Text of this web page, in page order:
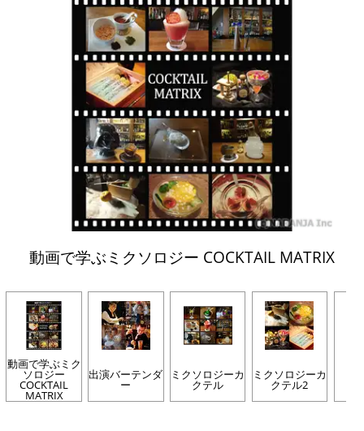
動画で学ぶミクソロジー COCKTAIL MATRIX
動画で学ぶミク
ソロジー
COCKTAIL
MATRIX
出演バーテンダ
ー
ミクソロジーカ
クテル
ミクソロジーカ
クテル2